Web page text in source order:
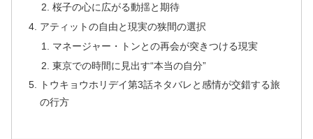
桜子の心に広がる動揺と期待
アティットの自由と現実の狭間の選択
マネージャー・トンとの再会が突きつける現実
東京での時間に見出す“本当の自分”
トウキョウホリデイ第3話ネタバレと感情が交錯する旅
の行方